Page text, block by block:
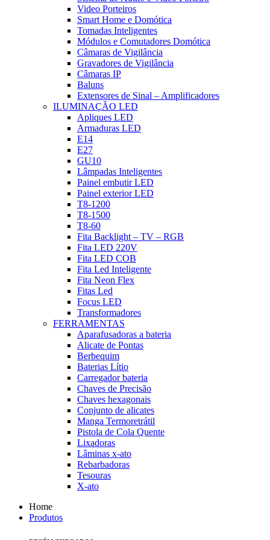
Video Porteiros
Smart Home e Domótica
Tomadas Inteligentes
Módulos e Comutadores Domótica
Câmaras de Vigilância
Gravadores de Vigilância
Câmaras IP
Baluns
Extensores de Sinal – Amplificadores
ILUMINAÇÃO LED
Apliques LED
Armaduras LED
E14
E27
GU10
Lâmpadas Inteligentes
Painel embutir LED
Painel exterior LED
T8-1200
T8-1500
T8-60
Fita Backlight – TV – RGB
Fita LED 220V
Fita LED COB
Fita Led Inteligente
Fita Neon Flex
Fitas Led
Focus LED
Transformadores
FERRAMENTAS
Aparafusadoras a bateria
Alicate de Pontas
Berbequim
Baterias Lítio
Carregador bateria
Chaves de Precisão
Chaves hexagonais
Conjunto de alicates
Manga Termoretrátil
Pistola de Cola Quente
Lixadoras
Lâminas x-ato
Rebarbadoras
Tesouras
X-ato
Home
Produtos